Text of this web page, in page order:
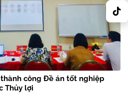
công Đề án tốt nghiệp
Thủy lợi